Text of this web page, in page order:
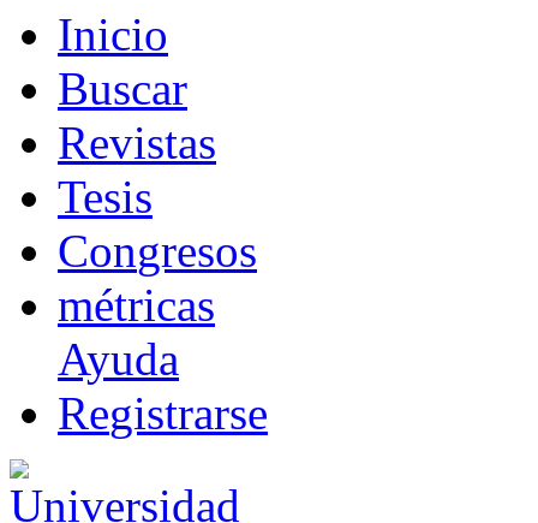
Inicio
Buscar
Revistas
Tesis
Congresos
métricas
Ayuda
Registrarse